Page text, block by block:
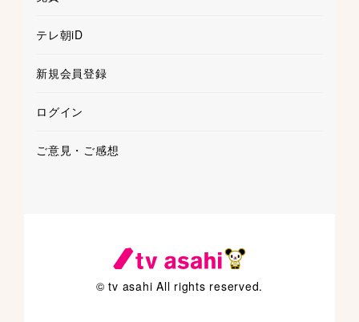
テレ朝iD
新規会員登録
ログイン
ご意見・ご感想
© tv asahi All rights reserved.